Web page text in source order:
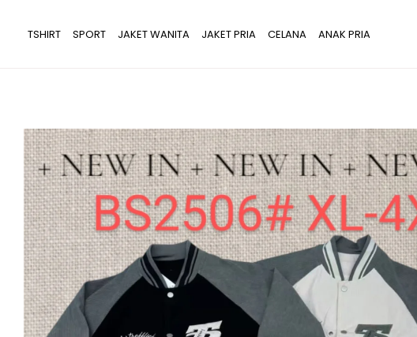
kontenTSHIRT SPORT JAKET WANITA JAKET PRIA CELANA ANAK PRIA